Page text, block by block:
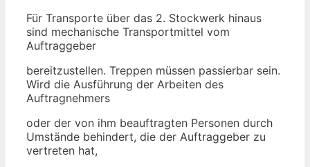
Für Transporte über das 2. Stockwerk hinaus
sind mechanische Transportmittel vom
Auftraggeber
bereitzustellen. Treppen müssen passierbar sein.
Wird die Ausführung der Arbeiten des
Auftragnehmers
oder der von ihm beauftragten Personen durch
Umstände behindert, die der Auftraggeber zu
vertreten hat,